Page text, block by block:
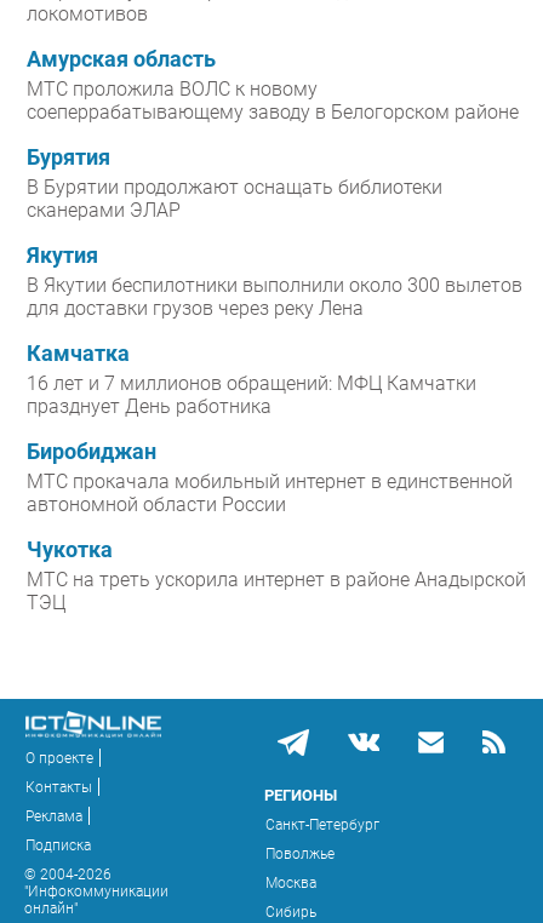
локомотивов
Амурская область
МТС проложила ВОЛС к новому
соеперрабатывающему заводу в Белогорском районе
Бурятия
В Бурятии продолжают оснащать библиотеки
сканерами ЭЛАР
Якутия
В Якутии беспилотники выполнили около 300 вылетов
для доставки грузов через реку Лена
Камчатка
16 лет и 7 миллионов обращений: МФЦ Камчатки
празднует День работника
Биробиджан
МТС прокачала мобильный интернет в единственной
автономной области России
Чукотка
МТС на треть ускорила интернет в районе Анадырской
ТЭЦ
О проекте
Контакты
Реклама
Подписка
© 2004-2026
"Инфокоммуникации
онлайн"
РЕГИОНЫ
Санкт-Петербург
Поволжье
Москва
Сибирь